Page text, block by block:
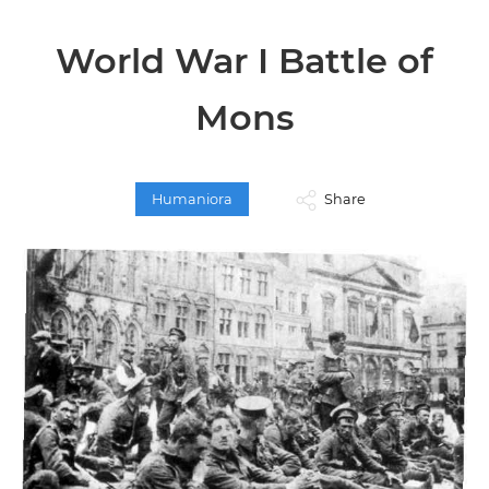
World War I Battle of
Mons
Humaniora Share